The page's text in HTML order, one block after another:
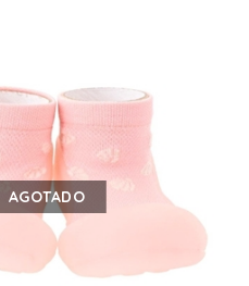
AGOTADO